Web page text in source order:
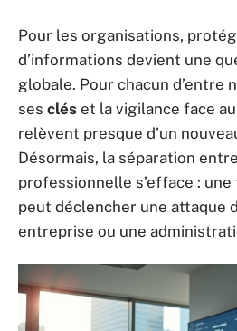
Pour les organisations,
d’informations devient une
globale. Pour chacun d’entre
ses clés et la vigilance face
relèvent presque d’un
Désormais, la séparation
professionnelle s’efface :
peut déclencher une attaque
entreprise ou une